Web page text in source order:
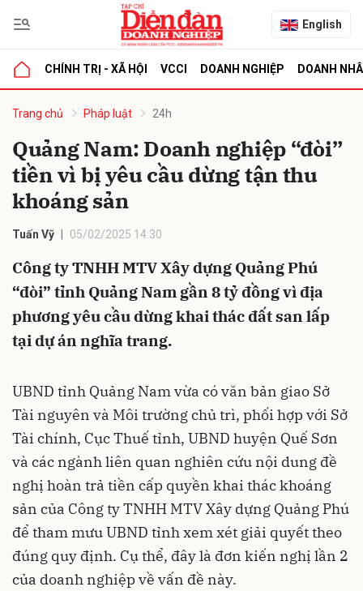
English
CHÍNH TRỊ - XÃ HỘI VCCI DOANH NGHIỆP DOANH
Trang chủ Pháp luật 24h
Quảng Nam: Doanh nghiệp “đòi”
tiền vì bị yêu cầu dừng tận thu
khoáng sản
Tuấn Vỹ 05/02/2025 14:30
Công ty TNHH MTV Xây dựng Quảng Phú
“đòi” tỉnh Quảng Nam gần 8 tỷ đồng vì địa
phương yêu cầu dừng khai thác đất san lấp
tại dự án nghĩa trang.
UBND tỉnh Quảng Nam vừa có văn bản giao Sở
Tài nguyên và Môi trường chủ trì, phối hợp với Sở
Tài chính, Cục Thuế tỉnh, UBND huyện Quế Sơn
và các ngành liên quan nghiên cứu nội dung đề
nghị hoàn trả tiền cấp quyền khai thác khoáng
sản của Công ty TNHH MTV Xây dựng Quảng Phú
để tham mưu UBND tỉnh xem xét giải quyết theo
đúng quy định. Cụ thể, đây là đơn kiến nghị lần 2
của doanh nghiệp về vấn đề này.
luận
Hủy